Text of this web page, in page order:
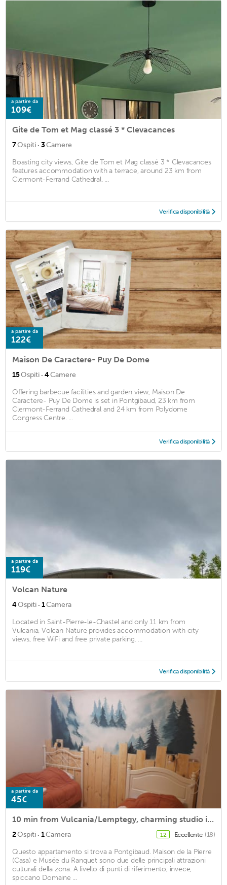
a partire da
109€
Gite de Tom et Mag classé 3 * Clevacances
7Ospiti · 3Camere
Boasting city views, Gite de Tom et Mag classé 3 * Clevacances
features accommodation with a terrace, around 23 km from
Clermont-Ferrand Cathedral. ...
Verifica disponibilità
a partire da
122€
Maison De Caractere- Puy De Dome
15Ospiti · 4Camere
Offering barbecue facilities and garden view, Maison De
Caractere- Puy De Dome is set in Pontgibaud, 23 km from
Clermont-Ferrand Cathedral and 24 km from Polydome
Congress Centre. ...
Verifica disponibilità
a partire da
119€
Volcan Nature
4Ospiti · 1Camera
Located in Saint-Pierre-le-Chastel and only 11 km from
Vulcania, Volcan Nature provides accommodation with city
views, free WiFi and free private parking. ...
Verifica disponibilità
a partire da
45€
10 min from Vulcania/Lemptegy, charming studio in village center
2Ospiti · 1Camera 12 Eccellente (18)
Questo appartamento si trova a Pontgibaud. Maison de la Pierre
(Casa) e Musée du Ranquet sono due delle principali attrazioni
culturali della zona. A livello di punti di riferimento, invece,
spiccano Domaine ...